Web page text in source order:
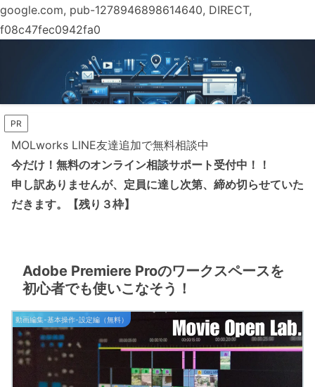
google.com, pub-1278946898614640, DIRECT,
f08c47fec0942fa0
PR
MOLworks LINE友達追加で無料相談中
今だけ！無料のオンライン相談サポート受付中！！
申し訳ありませんが、定員に達し次第、締め切らせていた
だきます。【残り３枠】
Adobe Premiere Proのワークスペースを
初心者でも使いこなそう！
動画編集-基本操作-設定編（無料）